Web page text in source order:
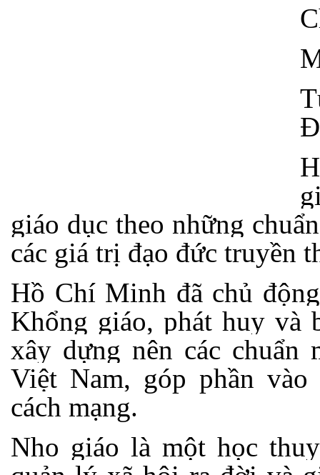
giáo dục theo những
các giá trị đạo đức truyền
Hồ Chí Minh đã chủ
Khổng giáo, phát huy và
xây dựng nên các chuẩn
Việt Nam, góp phần
cách mạng.
Nho giáo là một học